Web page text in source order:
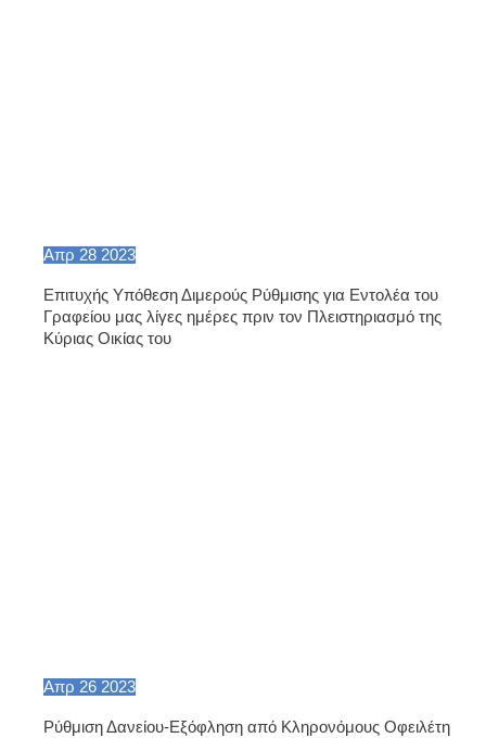
Απρ 28 2023
Επιτυχής Υπόθεση Διμερούς Ρύθμισης για Εντολέα του
Γραφείου μας λίγες ημέρες πριν τον Πλειστηριασμό της
Κύριας Οικίας του
Απρ 26 2023
Ρύθμιση Δανείου-Εξόφληση από Κληρονόμους Οφειλέτη